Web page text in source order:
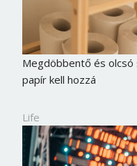
Megdöbbentő és olcsó
papír kell hozzá
Life